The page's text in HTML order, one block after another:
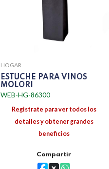
HOGAR
ESTUCHE PARA VINOS
MOLORI
WEB-HG-86300
Registrate para ver todos los
detalles y obtener grandes
beneficios
Compartir